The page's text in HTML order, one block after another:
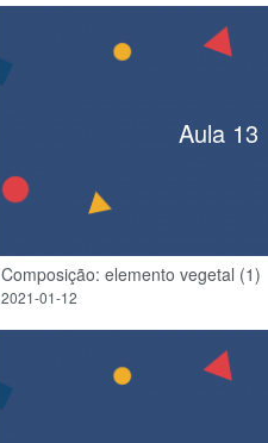
Aula 13
Composição: elemento vegetal (1)
2021-01-12